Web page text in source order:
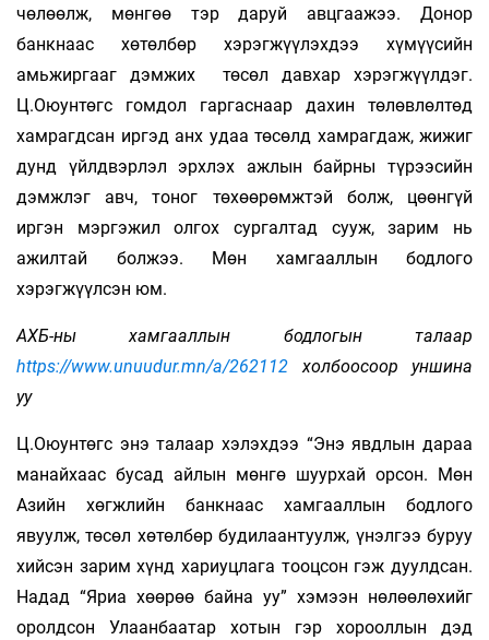
чөлөөлж, мөнгөө тэр даруй авцгаажээ. Донор
банкнаас хөтөлбөр хэрэгжүүлэхдээ хүмүүсийн
амьжиргааг дэмжих төсөл давхар хэрэгжүүлдэг.
Ц.Оюунтөгс гомдол гаргаснаар дахин төлөвлөлтөд
хамрагдсан иргэд анх удаа төсөлд хамрагдаж, жижиг
дунд үйлдвэрлэл эрхлэх ажлын байрны түрээсийн
дэмжлэг авч, тоног төхөөрөмжтэй болж, цөөнгүй
иргэн мэргэжил олгох сургалтад сууж, зарим нь
ажилтай болжээ. Мөн хамгааллын бодлого
хэрэгжүүлсэн юм.
АХБ-ны хамгааллын бодлогын талаар
https://www.unuudur.mn/a/262112 холбоосоор уншина
уу
Ц.Оюунтөгс энэ талаар хэлэхдээ “Энэ явдлын дараа
манайхаас бусад айлын мөнгө шуурхай орсон. Мөн
Азийн хөгжлийн банкнаас хамгааллын бодлого
явуулж, төсөл хөтөлбөр будилаантуулж, үнэлгээ буруу
хийсэн зарим хүнд хариуцлага тооцсон гэж дуулдсан.
Надад “Яриа хөөрөө байна уу” хэмээн нөлөөлөхийг
оролдсон Улаанбаатар хотын гэр хорооллын дэд